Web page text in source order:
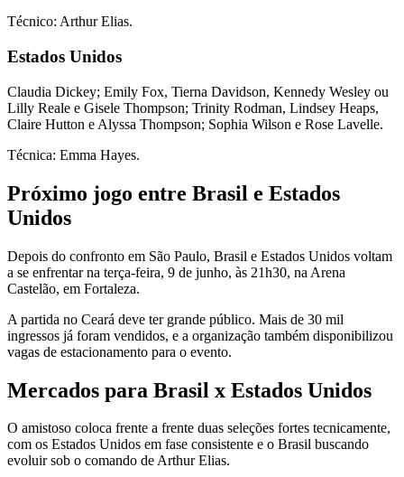
Técnico: Arthur Elias.
Estados Unidos
Claudia Dickey; Emily Fox, Tierna Davidson, Kennedy Wesley ou
Lilly Reale e Gisele Thompson; Trinity Rodman, Lindsey Heaps,
Claire Hutton e Alyssa Thompson; Sophia Wilson e Rose Lavelle.
Técnica: Emma Hayes.
Próximo jogo entre Brasil e Estados
Unidos
Depois do confronto em São Paulo, Brasil e Estados Unidos voltam
a se enfrentar na terça-feira, 9 de junho, às 21h30, na Arena
Castelão, em Fortaleza.
A partida no Ceará deve ter grande público. Mais de 30 mil
ingressos já foram vendidos, e a organização também disponibilizou
vagas de estacionamento para o evento.
Mercados para Brasil x Estados Unidos
O amistoso coloca frente a frente duas seleções fortes tecnicamente,
com os Estados Unidos em fase consistente e o Brasil buscando
evoluir sob o comando de Arthur Elias.